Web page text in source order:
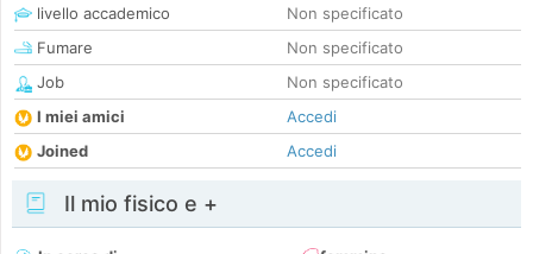
livello accademico
Non specificato
Fumare
Non specificato
Job
Non specificato
I miei amici
Accedi
Joined
Accedi
Il mio fisico e +